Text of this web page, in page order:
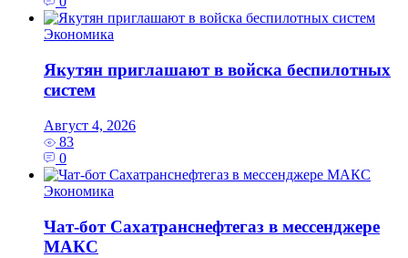
Экономика
Якутян приглашают в войска беспилотных
систем
Август 4, 2026
83
0
Экономика
Чат-бот Сахатранснефтегаз в мессенджере
МАКС